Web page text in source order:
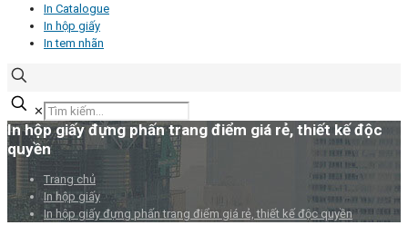
In Catalogue
In hộp giấy
In tem nhãn
✕
In hộp giấy đựng phấn trang điểm giá rẻ, thiết kế độc
quyền
Trang chủ
In hộp giấy
In hộp giấy đựng phấn trang điểm giá rẻ, thiết kế độc quyền